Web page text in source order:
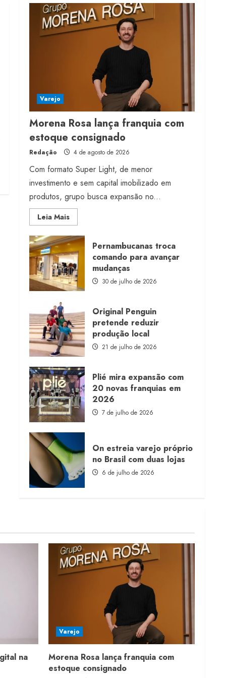
franquia com estoque
consignado
4 de agosto de 2026
Mercosul-UE prevê
transição longa para
vestuário
3 de agosto de 2026
Varejo
Morena Rosa lança franquia com
estoque consignado
Redação 4 de agosto de 2026
Com formato Super Light, de menor
investimento e sem capital imobilizado em
produtos, grupo busca expansão no...
Leia MaisRead
more
Morena
Rosa
lança
franquia
com
estoque
consignado
Pernambucanas troca
comando para avançar
mudanças
30 de julho de 2026
Original Penguin
pretende reduzir
produção local
21 de julho de 2026
Plié mira expansão com
20 novas franquias em
2026
7 de julho de 2026
On estreia varejo próprio
no Brasil com duas lojas
6 de julho de 2026
na
Varejo
Morena Rosa lança franquia com
estoque consignado